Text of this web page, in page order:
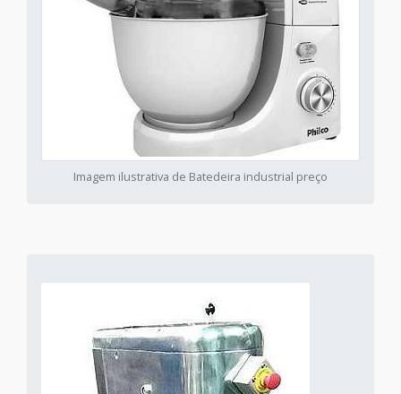
Imagem ilustrativa de Batedeira industrial preço